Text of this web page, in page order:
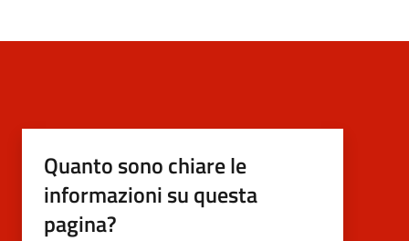
Quanto sono chiare le
informazioni su questa
pagina?